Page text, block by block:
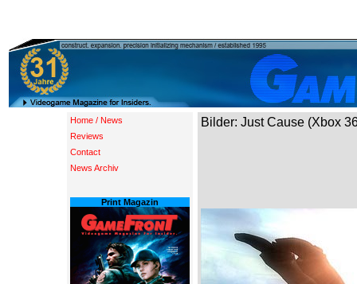
Home / News
Reviews
Contact
News Archiv
Print Magazin
Bilder: Just Cause (Xbox